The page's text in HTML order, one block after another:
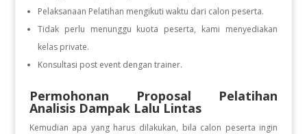
Pelaksanaan Pelatihan mengikuti waktu dari calon peserta.
Tidak perlu menunggu kuota peserta, kami menyediakan
kelas private.
Konsultasi post event dengan trainer.
Permohonan Proposal Pelatihan
Analisis Dampak Lalu Lintas
Kemudian apa yang harus dilakukan, bila calon peserta ingin